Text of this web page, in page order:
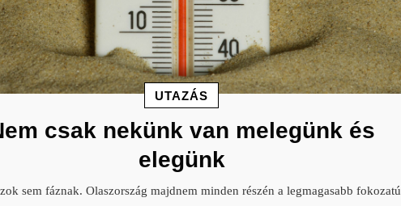
UTAZÁS
csak nekünk van melegünk és
elegünk
sem fáznak. Olaszország majdnem minden részén a legmagasabb fokozatú